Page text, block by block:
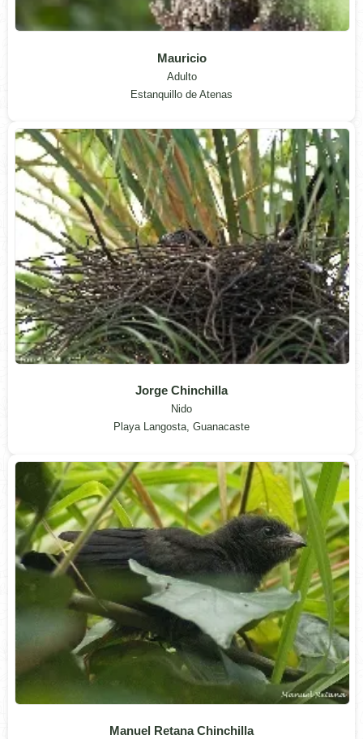
Mauricio
Adulto
Estanquillo de Atenas
Jorge Chinchilla
Nido
Playa Langosta, Guanacaste
Manuel Retana Chinchilla